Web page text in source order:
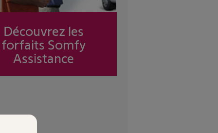
Découvrez les
forfaits Somfy
Assistance